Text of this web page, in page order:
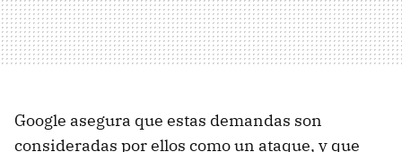
Google asegura que estas demandas son
consideradas por ellos como un ataque, y que